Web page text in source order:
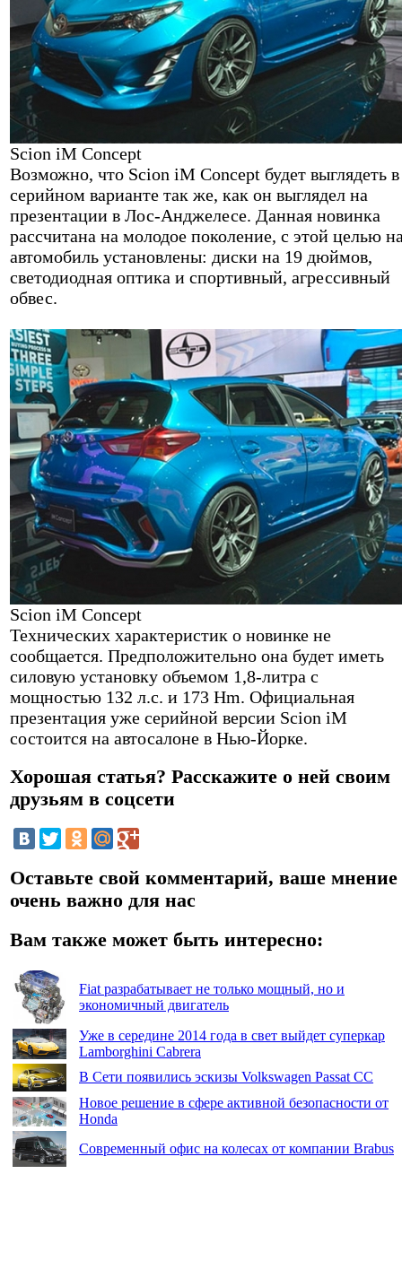
Scion iM Concept
Возможно, что Scion iM Concept будет выглядеть в
серийном варианте так же, как он выглядел на
презентации в Лос-Анджелесе. Данная новинка
рассчитана на молодое поколение, с этой целью
автомобиль установлены: диски на 19 дюймов,
светодиодная оптика и спортивный, агрессивный
обвес.
Scion iM Concept
Технических характеристик о новинке не
сообщается. Предположительно она будет иметь
силовую установку объемом 1,8-литра с
мощностью 132 л.с. и 173 Hm. Официальная
презентация уже серийной версии Scion iM
состоится на автосалоне в Нью-Йорке.
Хорошая статья? Расскажите о ней своим
друзьям в соцсети
Оставьте свой комментарий, ваше мнение
очень важно для нас
Вам также может быть интересно:
Fiat разрабатывает не только мощный, но и
экономичный двигатель
Уже в середине 2014 года в свет выйдет суперкар
Lamborghini Cabrera
В Сети появились эскизы Volkswagen Passat CC
Новое решение в сфере активной безопасности от
Honda
Современный офис на колесах от компании Brabus